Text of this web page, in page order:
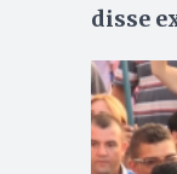
disse